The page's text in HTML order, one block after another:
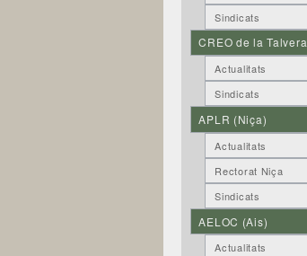
Sindicats
CREO de la Talvera
Actualitats
Sindicats
APLR (Niça)
Actualitats
Rectorat Niça
Sindicats
AELOC (Ais)
Actualitats